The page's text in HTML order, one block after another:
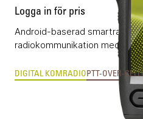
Logga in för pris
Android-baserad smartradio
radiokommunikation med
DIGITAL KOMRADIO PTT-OVER-